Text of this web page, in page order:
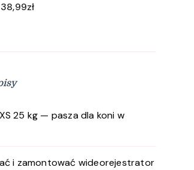
38,99zł
25 kg — pasza dla koni w
i zamontować wideorejestrator